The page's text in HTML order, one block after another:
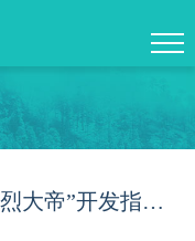
碧蓝航线卡盟：科研船“腓特烈大帝”开发指南——图纸获取与装备搭配